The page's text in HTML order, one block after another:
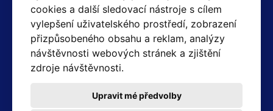
cookies a další sledovací nástroje s cílem
vylepšení uživatelského prostředí, zobrazení
přizpůsobeného obsahu a reklam, analýzy
návštěvnosti webových stránek a zjištění
zdroje návštěvnosti.
Upravit mé předvolby
Fakturační a expediční oddělení
+420 605 259 759 (Po–Pá: 7:30 – 15:00)
Technické oddělení
+420 603 355 085 (Po–Pá: 8:00 – 16:00)
servis@hotair.cz
Platba jen v hotovosti